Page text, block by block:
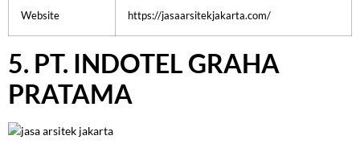
Website https://jasaarsitekjakarta.com/
5. PT. INDOTEL GRAHA
PRATAMA